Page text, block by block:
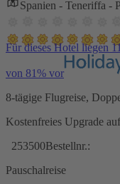
Spanien - Teneriffa -
Für dieses Hotel liegen
von 81% vor
8-tägige Flugreise,
Kostenfreies Upgrade
253500Bestellnr.:
Pauschalreise